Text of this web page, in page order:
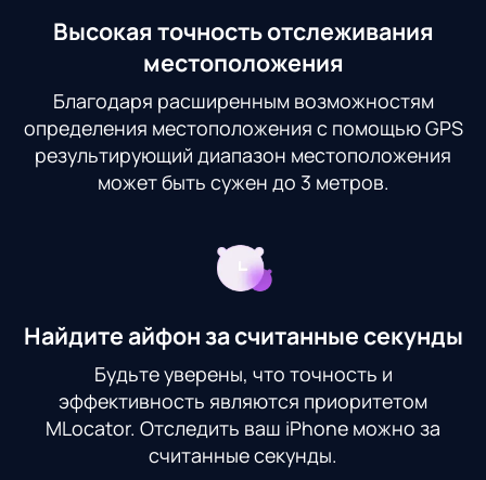
Высокая точность отслеживания
местоположения
Благодаря расширенным возможностям
определения местоположения с помощью GPS
результирующий диапазон местоположения
может быть сужен до 3 метров.
Найдите айфон за считанные секунды
Будьте уверены, что точность и
эффективность являются приоритетом
MLocator. Отследить ваш iPhone можно за
считанные секунды.